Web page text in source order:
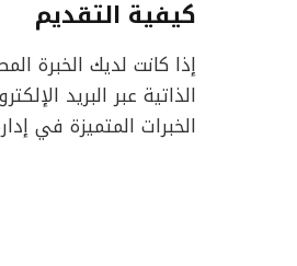
كيفية التقديم
إذا كانت لديك الخبرة
الذاتية عبر البريد
الخبرات المتميزة في